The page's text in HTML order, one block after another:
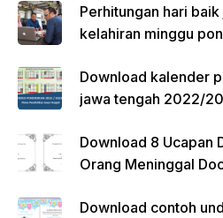
Perhitungan hari
kelahiran minggu pon
Download kalender
jawa tengah 2022/
Download 8 Ucapan
Orang Meninggal
Download contoh